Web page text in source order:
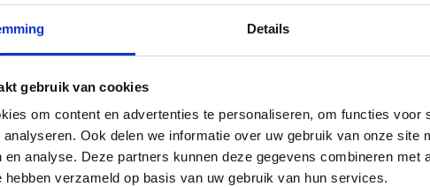
Details
gebruik van cookies
om content en advertenties te personaliseren, om functies voor
Ook delen we informatie over uw gebruik van onze site
en analyse. Deze partners kunnen deze gegevens combineren met
verzameld op basis van uw gebruik van hun services.
Vergelijk Op voorraad
bestelling!
Ontvang direct 5% kortingop je volgende aankoop en profiteer